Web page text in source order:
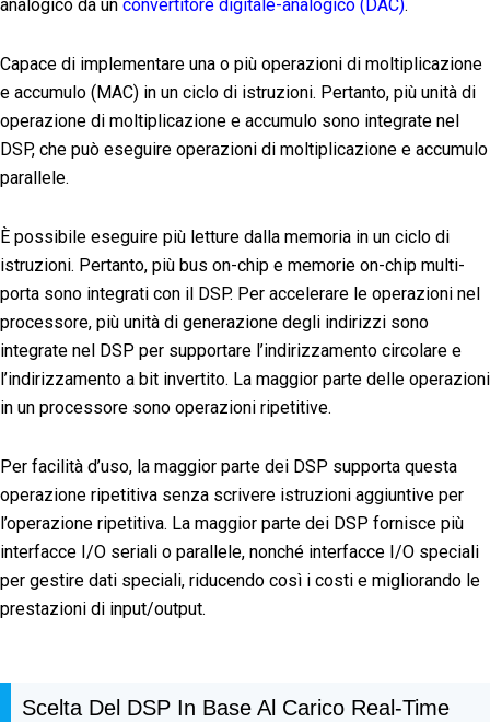
analogico da un convertitore digitale-analogico (DAC).
Capace di implementare una o più operazioni di moltiplicazione
e accumulo (MAC) in un ciclo di istruzioni. Pertanto, più unità di
operazione di moltiplicazione e accumulo sono integrate nel
DSP, che può eseguire operazioni di moltiplicazione e accumulo
parallele.
È possibile eseguire più letture dalla memoria in un ciclo di
istruzioni. Pertanto, più bus on-chip e memorie on-chip multi-
porta sono integrati con il DSP. Per accelerare le operazioni nel
processore, più unità di generazione degli indirizzi sono
integrate nel DSP per supportare l’indirizzamento circolare e
l’indirizzamento a bit invertito. La maggior parte delle operazioni
in un processore sono operazioni ripetitive.
Per facilità d’uso, la maggior parte dei DSP supporta questa
operazione ripetitiva senza scrivere istruzioni aggiuntive per
l’operazione ripetitiva. La maggior parte dei DSP fornisce più
interfacce I/O seriali o parallele, nonché interfacce I/O speciali
per gestire dati speciali, riducendo così i costi e migliorando le
prestazioni di input/output.
Scelta Del DSP In Base Al Carico Real-Time